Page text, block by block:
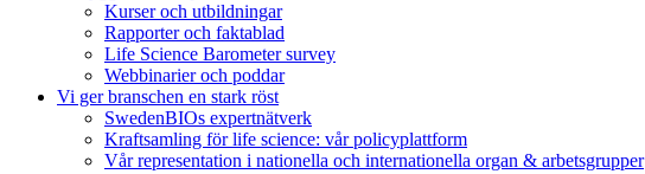
Kurser och utbildningar
Rapporter och faktablad
Life Science Barometer survey
Webbinarier och poddar
Vi ger branschen en stark röst
SwedenBIOs expertnätverk
Kraftsamling för life science: vår policyplattform
Vår representation i nationella och internationella organ & arbetsgrupper